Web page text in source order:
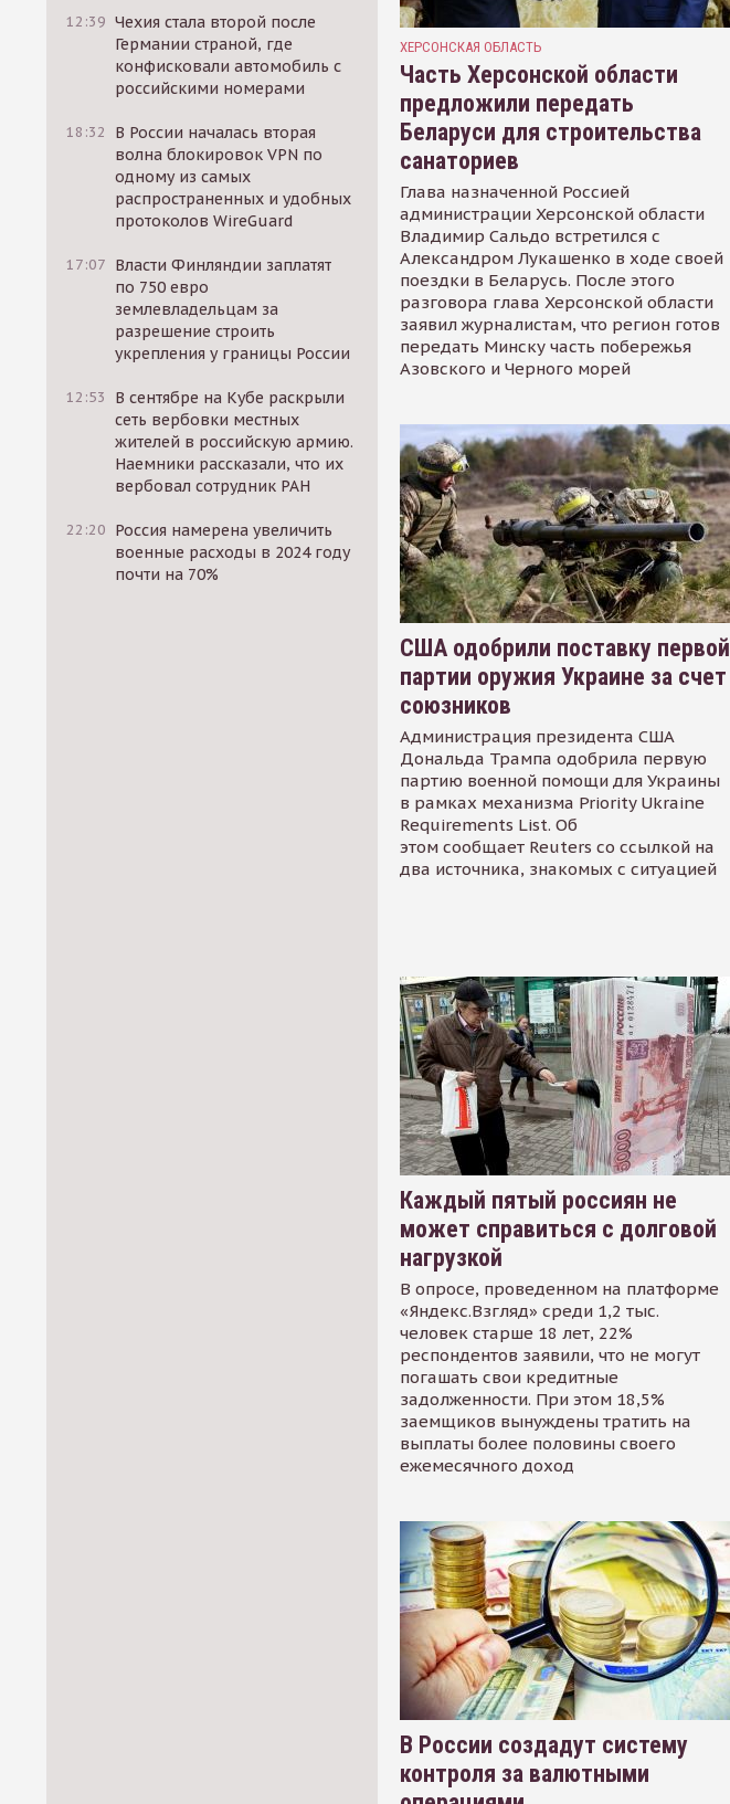
12:39 Чехия стала второй после
Германии страной, где
конфисковали автомобиль с
российскими номерами
18:32
В России началась вторая
волна блокировок VPN по
одному из самых
распространенных и удобных
протоколов WireGuard
17:07 Власти Финляндии заплатят
по 750 евро
землевладельцам за
разрешение строить
укрепления у границы России
12:53
В сентябре на Кубе раскрыли
сеть вербовки местных
жителей в российскую армию.
Наемники рассказали, что их
вербовал сотрудник РАН
22:20 Россия намерена увеличить
военные расходы в 2024 году
почти на 70%
ХЕРСОНСКАЯ ОБЛАСТЬ
Часть Херсонской области
предложили передать
Беларуси для строительства
санаториев
Глава назначенной Россией
администрации Херсонской области
Владимир Сальдо встретился с
Александром Лукашенко в ходе своей
поездки в Беларусь. После этого
разговора глава Херсонской области
заявил журналистам, что регион готов
передать Минску часть побережья
Азовского и Черного морей
США одобрили поставку первой
партии оружия Украине за счет
союзников
Администрация президента США
Дональда Трампа одобрила первую
партию военной помощи для Украины
в рамках механизма Priority Ukraine
Requirements List. Об
этом сообщает Reuters со ссылкой на
два источника, знакомых с ситуацией
Каждый пятый россиян не
может справиться с долговой
нагрузкой
В опросе, проведенном на платформе
«Яндекс.Взгляд» среди 1,2 тыс.
человек старше 18 лет, 22%
респондентов заявили, что не могут
погашать свои кредитные
задолженности. При этом 18,5%
заемщиков вынуждены тратить на
выплаты более половины своего
ежемесячного доход
В России создадут систему
контроля за валютными